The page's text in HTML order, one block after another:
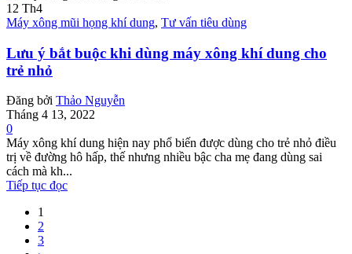
12 Th4
Máy xông mũi họng khí dung, Tư vấn tiêu dùng
Lưu ý bắt buộc khi dùng máy xông khí dung cho
trẻ nhỏ
Đăng bởi Thảo Nguyễn
Tháng 4 13, 2022
0
Máy xông khí dung hiện nay phổ biến được dùng cho trẻ nhỏ điều
trị về đường hô hấp, thế nhưng nhiều bậc cha mẹ đang dùng sai
cách mà kh...
Tiếp tục đọc
1
2
3